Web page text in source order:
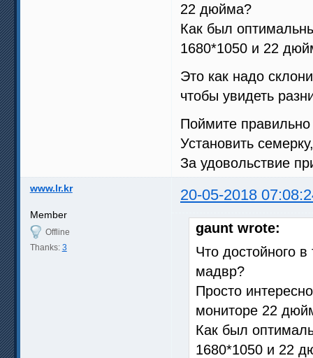
22 дюйма?
Как был
1680*1050 и 22
Это как надо
чтобы увидеть
Поймите
Установить
За удовольствие
www.lr.kr 20-05-2018
Member
Offline
Thanks: 3
gaunt wrote:
Что достойного
мадвр?
Просто
мониторе 22
Как был
1680*1050 и 22